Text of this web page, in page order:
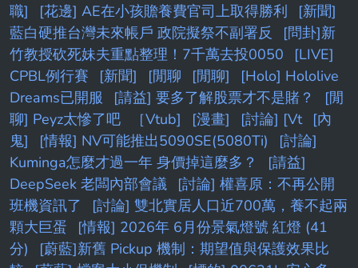
職]
[花邊] AE在小孩贍養費官司上取得勝利
[新聞]
藍白硬推台灣未來帳戶 政院擬祭不副署反
[問卦]新
竹教授砍死妹夫重點整理！7千萬去投0050
[LIVE]
CPBL例行賽
[新聞] [閒聊 [閒聊]
[Holo] Hololive
Dreams已開服
[請益] 要多了解股票才不是賭？
[閒
聊] Peyz太慘了吧
［Vtub] [漫畫] [討論] [Vt
[內
鬼]
[情報] NV可能推出5090SE(5080Ti)
[討論]
Kuminga怎麼才過一年 身價掉這麼多？
[請益]
DeepSeek 老闆內部會議
[討論] 權喜原：不再公開
班機資訊了
[討論] 雙北實居人口近700萬，養不起兩
顆大巨蛋
[情報] 2026年 6月份景氣燈號 紅燈 (41
分)
[蔚藍]新舊 Pickup 機制：期望值與保護效果比